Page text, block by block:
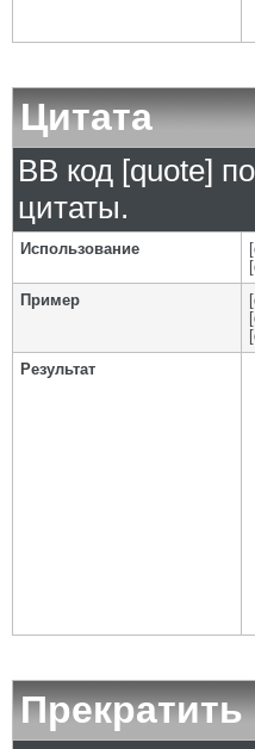
Цитата
BB код [quote]
цитаты.
Использование
Пример
Результат